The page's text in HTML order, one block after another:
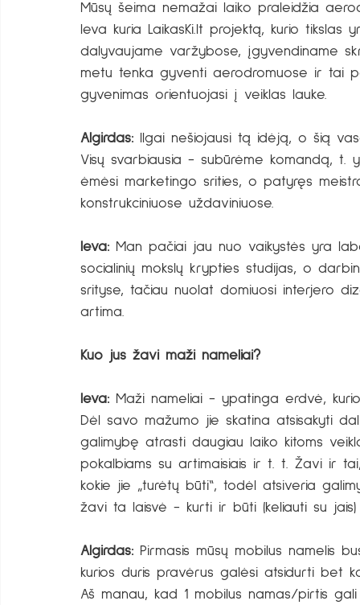
Mūsų šeima nemažai laiko praleidžia
Ieva kuria LaikasKi.lt projektą, kurio
dalyvaujame varžybose, įgyvendiname
metu tenka gyventi aerodromuose ir tai
gyvenimas orientuojasi į veiklas lauke.
Algirdas: Ilgai nešiojausi tą idėją, o šią
Visų svarbiausia - subūrėme komandą,
ėmėsi marketingo srities, o patyręs
konstrukciniuose uždaviniuose.
Ieva: Man pačiai jau nuo vaikystės yra
socialinių mokslų krypties studijas, o
srityse, tačiau nuolat domiuosi interjero
artima.
Kuo jus žavi maži nameliai?
Ieva: Maži nameliai - ypatinga erdvė,
Dėl savo mažumo jie skatina atsisakyti
galimybę atrasti daugiau laiko kitoms
pokalbiams su artimaisiais ir t. t. Žavi ir
kokie jie „turėtų būti“, todėl atsiveria
žavi ta laisvė - kurti ir būti (keliauti su jais)
Algirdas: Pirmasis mūsų mobilus namelis
kurios duris pravėrus galėsi atsidurti bet
Aš manau, kad 1 mobilus namas/pirtis